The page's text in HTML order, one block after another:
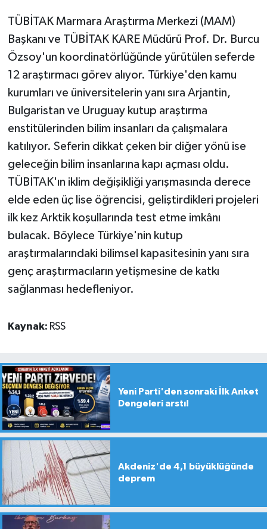
TÜBİTAK Marmara Araştırma Merkezi (MAM)
Başkanı ve TÜBİTAK KARE Müdürü Prof. Dr. Burcu
Özsoy'un koordinatörlüğünde yürütülen seferde
12 araştırmacı görev alıyor. Türkiye'den kamu
kurumları ve üniversitelerin yanı sıra Arjantin,
Bulgaristan ve Uruguay kutup araştırma
enstitülerinden bilim insanları da çalışmalara
katılıyor. Seferin dikkat çeken bir diğer yönü ise
geleceğin bilim insanlarına kapı açması oldu.
TÜBİTAK'ın iklim değişikliği yarışmasında derece
elde eden üç lise öğrencisi, geliştirdikleri projeleri
ilk kez Arktik koşullarında test etme imkânı
bulacak. Böylece Türkiye'nin kutup
araştırmalarındaki bilimsel kapasitesinin yanı sıra
genç araştırmacıların yetişmesine de katkı
sağlanması hedefleniyor.
Kaynak: RSS
Yeni Parti'den sonraki İlk Anket
Dengeleri arstı!
Akdeniz'de 4,1 büyüklüğünde
deprem